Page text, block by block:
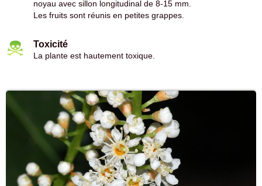
noyau avec sillon longitudinal de 8-15 mm.
Les fruits sont réunis en petites grappes.
Toxicité
La plante est hautement toxique.